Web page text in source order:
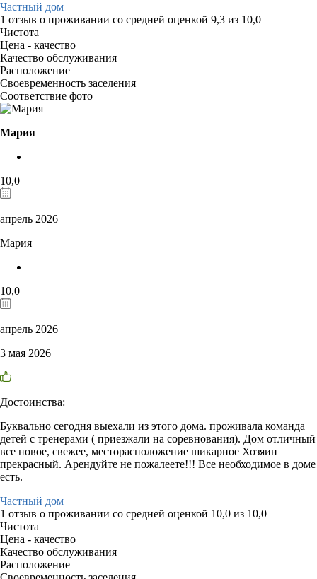
Частный дом
1 отзыв о проживании со средней оценкой 9,3 из 10,0
Чистота
Цена - качество
Качество обслуживания
Расположение
Своевременность заселения
Соответствие фото
Мария
10,0
апрель 2026
Мария
10,0
апрель 2026
3 мая 2026
Достоинства:
Буквально сегодня выехали из этого дома. проживала команда
детей с тренерами ( приезжали на соревнования). Дом отличный
все новое, свежее, месторасположение шикарное Хозяин
прекрасный. Арендуйте не пожалеете!!! Все необходимое в доме
есть.
Частный дом
1 отзыв о проживании со средней оценкой 10,0 из 10,0
Чистота
Цена - качество
Качество обслуживания
Расположение